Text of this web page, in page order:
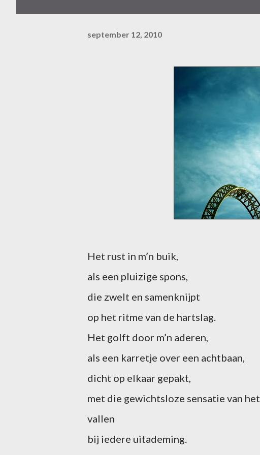
september 12, 2010
Het rust in m’n buik,
als een pluizige spons,
die zwelt en samenknijpt
op het ritme van de hartslag.
Het golft door m’n aderen,
als een karretje over een achtbaan,
dicht op elkaar gepakt,
met die gewichtsloze sensatie van het
vallen
bij iedere uitademing.